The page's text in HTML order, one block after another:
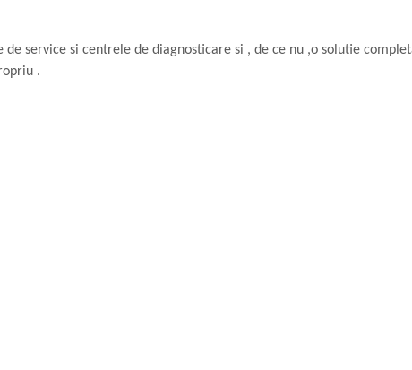
service si centrele de diagnosticare si , de ce nu ,o solutie
.